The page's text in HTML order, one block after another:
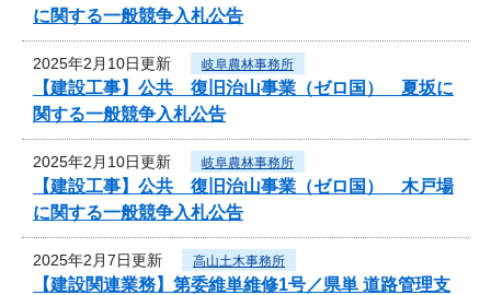
に関する一般競争入札公告
2025年2月10日更新 岐阜農林事務所
【建設工事】公共 復旧治山事業（ゼロ国） 夏坂に
関する一般競争入札公告
2025年2月10日更新 岐阜農林事務所
【建設工事】公共 復旧治山事業（ゼロ国） 木戸場
に関する一般競争入札公告
2025年2月7日更新 高山土木事務所
【建設関連業務】第委維単維修1号／県単 道路管理支